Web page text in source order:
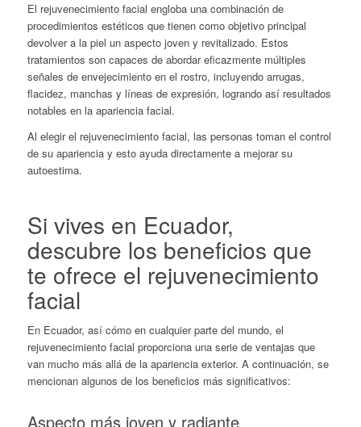
El rejuvenecimiento facial engloba una combinación de
procedimientos estéticos que tienen como objetivo principal
devolver a la piel un aspecto joven y revitalizado. Estos
tratamientos son capaces de abordar eficazmente múltiples
señales de envejecimiento en el rostro, incluyendo arrugas,
flacidez, manchas y líneas de expresión, logrando así resultados
notables en la apariencia facial.
Al elegir el rejuvenecimiento facial, las personas toman el control
de su apariencia y esto ayuda directamente a mejorar su
autoestima.
Si vives en Ecuador,
descubre los beneficios que
te ofrece el rejuvenecimiento
facial
En Ecuador, así cómo en cualquier parte del mundo, el
rejuvenecimiento facial proporciona una serie de ventajas que
van mucho más allá de la apariencia exterior. A continuación, se
mencionan algunos de los beneficios más significativos:
Aspecto más joven y radiante